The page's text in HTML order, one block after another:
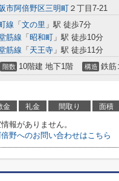
市阿倍野区三明町 ２丁目7-21
線 「 文の里 」駅 徒歩7分
筋線 「 昭和町 」駅 徒歩10分
筋線 「 天王寺 」駅 徒歩11分
階数 10階建 地下1階 構造 鉄筋
金 礼金 間取り 面積
報がありません。
野へのお問い合わせはこちら